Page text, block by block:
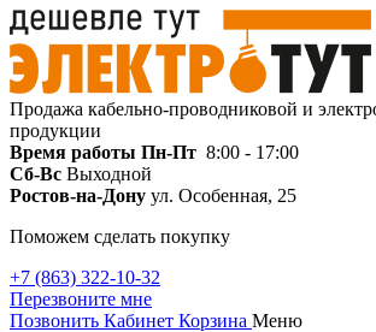
Продажа кабельно-проводниковой и
продукции
Время работы Пн-Пт 8:00 - 17:00
Сб-Вс Выходной
Ростов-на-Дону ул. Особенная, 25
Поможем сделать покупку
+7 (863) 322-10-32
Перезвоните мне
Позвонить Кабинет Корзина Меню